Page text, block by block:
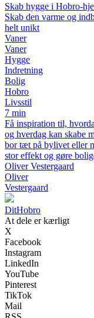
Skab hygge i Hobro-
Skab den varme og
helt unikt
Vaner
Vaner
Hygge
Indretning
Bolig
Hobro
Livsstil
7 min
Få inspiration til,
og hverdag kan skabe
bor tæt på bylivet eller
stor effekt og gøre
Oliver Vestergaard
Oliver
Vestergaard
DitHobro
At dele er kærligt
X
Facebook
Instagram
LinkedIn
YouTube
Pinterest
TikTok
Mail